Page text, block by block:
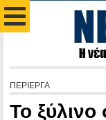
ΠΕΡΙΕΡΓΑ
Το ξύλινο